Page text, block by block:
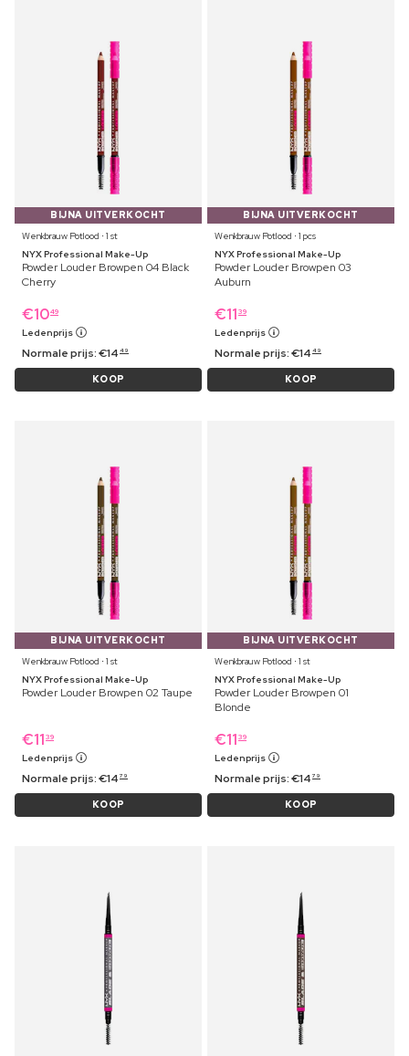
BIJNA UITVERKOCHT
Wenkbrauw Potlood ⋅ 1 st
NYX Professional Make-Up
Powder Louder Browpen 04 Black
Cherry
€1049
Ledenprijs
Normale prijs:€14 49
KOOP
BIJNA UITVERKOCHT
Wenkbrauw Potlood ⋅ 1 pcs
NYX Professional Make-Up
Powder Louder Browpen 03
Auburn
€11 39
Ledenprijs
Normale prijs:€14 49
KOOP
BIJNA UITVERKOCHT
Wenkbrauw Potlood ⋅ 1 st
NYX Professional Make-Up
Powder Louder Browpen 02 Taupe
€11 39
Ledenprijs
Normale prijs:€14 79
KOOP
BIJNA UITVERKOCHT
Wenkbrauw Potlood ⋅ 1 st
NYX Professional Make-Up
Powder Louder Browpen 01
Blonde
€11 39
Ledenprijs
Normale prijs:€14 79
KOOP